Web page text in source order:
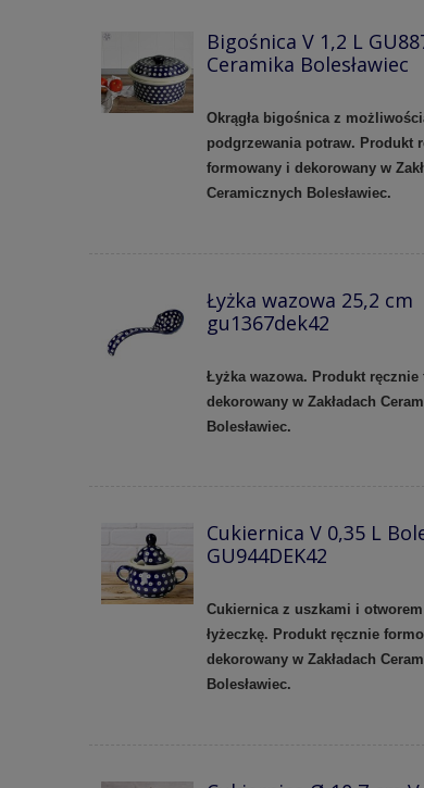
Bigośnica V 1,2 L
Ceramika Bolesławiec
Okrągła bigośnica z
podgrzewania potraw. Produkt
formowany i dekorowany w
Ceramicznych Bolesławiec.
Łyżka wazowa 25,2 cm
gu1367dek42
Łyżka wazowa. Produkt ręcznie
dekorowany w Zakładach
Bolesławiec.
Cukiernica V 0,35 L
GU944DEK42
Cukiernica z uszkami i
łyżeczkę. Produkt ręcznie
dekorowany w Zakładach
Bolesławiec.